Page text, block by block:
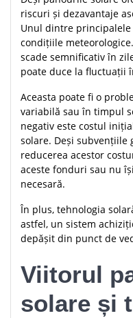
riscuri și dezavantaje
Unul dintre
condițiile
scade semnificativ în
poate duce la fluctuații
Aceasta poate fi o
variabilă sau în timpul
negativ este costul
solare. Deși subvențiile
reducerea acestor
aceste fonduri sau nu
necesară.
În plus, tehnologia
astfel, un sistem
depășit din punct de
Viitorul
solare și